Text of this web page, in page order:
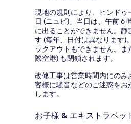
現地の規則により、ヒンド
日 (ニュピ)」当日は、午前 6
に出ることができません。
す (毎年、日付は異なります)
ックアウトもできません。
際空港) も閉鎖されます。
改修工事は営業時間内にの
客様に騒音などのご迷惑を
します。
お子様 & エキストラベッ